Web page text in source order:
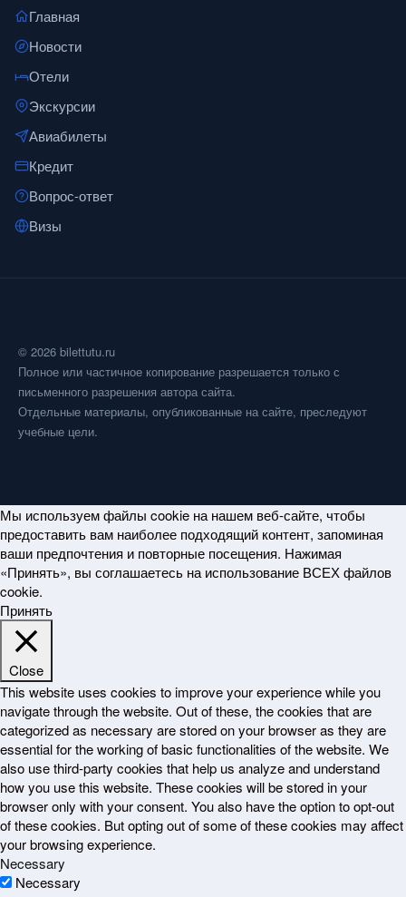
Главная
Новости
Отели
Экскурсии
Авиабилеты
Кредит
Вопрос-ответ
Визы
© 2026 bilettutu.ru
Полное или частичное копирование разрешается только с
письменного разрешения автора сайта.
Отдельные материалы, опубликованные на сайте, преследуют
учебные цели.
Мы используем файлы cookie на нашем веб-сайте, чтобы
предоставить вам наиболее подходящий контент, запоминая
ваши предпочтения и повторные посещения. Нажимая
«Принять», вы соглашаетесь на использование ВСЕХ файлов
cookie.
Принять
Close
This website uses cookies to improve your experience while you
navigate through the website. Out of these, the cookies that are
categorized as necessary are stored on your browser as they are
essential for the working of basic functionalities of the website. We
also use third-party cookies that help us analyze and understand
how you use this website. These cookies will be stored in your
browser only with your consent. You also have the option to opt-out
of these cookies. But opting out of some of these cookies may affect
your browsing experience.
Necessary
Necessary